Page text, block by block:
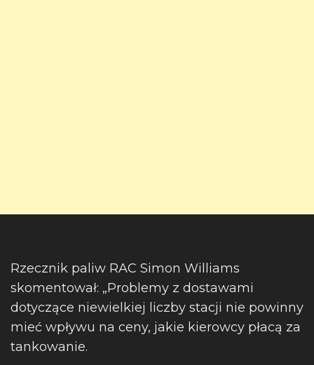
Rzecznik paliw RAC Simon Williams
skomentował: „Problemy z dostawami
dotyczące niewielkiej liczby stacji nie powinny
mieć wpływu na ceny, jakie kierowcy płacą za
tankowanie.